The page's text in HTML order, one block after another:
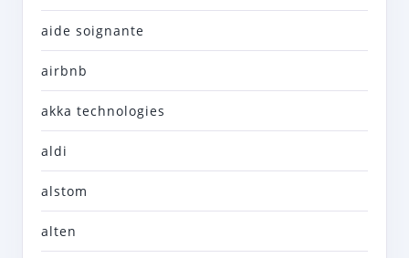
aide soignante
airbnb
akka technologies
aldi
alstom
alten